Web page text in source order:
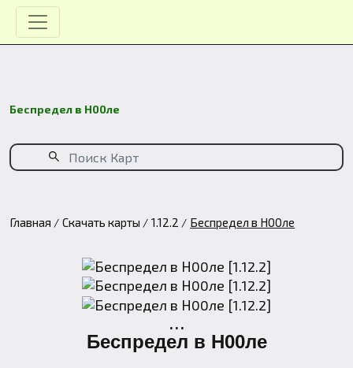
Беспредел в Н00ле
Главная Скачать карты 1.12.2 Беспредел в Н00ле
...
Беспредел в Н00ле